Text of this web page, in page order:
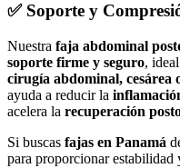
✅ Soporte y
Nuestra faja abdominal
soporte firme y seguro,
cirugía abdominal, cesárea
ayuda a reducir la
acelera la recuperación
Si buscas fajas en Panamá
para proporcionar estabilidad